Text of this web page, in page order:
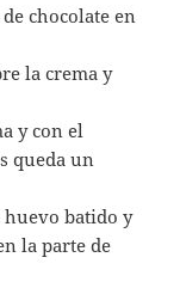
chocolate en
la crema y
y con el
queda un
huevo batido y
la parte de